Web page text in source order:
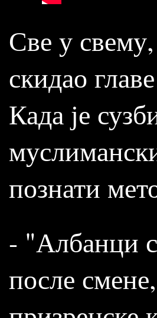
Све у
скидао
Када је
познати
- "Албанци
после